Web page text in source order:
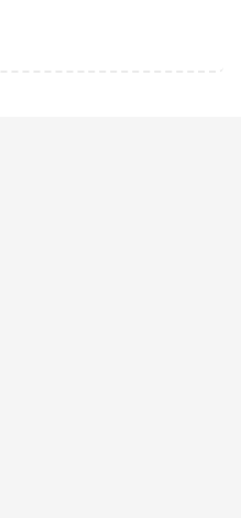
Посмотреть,